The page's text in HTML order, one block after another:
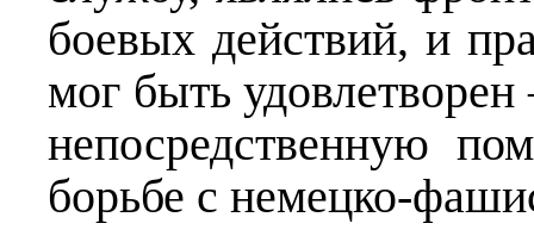
боевых действий, и
мог быть
непосредственную
борьбе с немецко-